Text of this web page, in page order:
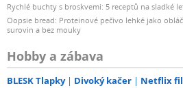
Rychlé buchty s broskvemi: 5 receptů na sladké
Oopsie bread: Proteinové pečivo lehké jako
surovin a bez mouky
Hobby a zábava
BLESK Tlapky Divoký kačer Netflix